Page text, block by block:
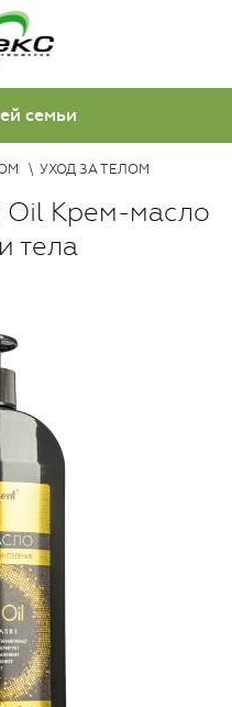
семьи
УХОД ЗА ТЕЛОМ
Oil Крем-масло
тела